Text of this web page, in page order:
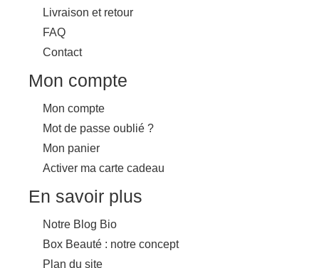
Livraison et retour
FAQ
Contact
Mon compte
Mon compte
Mot de passe oublié ?
Mon panier
Activer ma carte cadeau
En savoir plus
Notre Blog Bio
Box Beauté : notre concept
Plan du site